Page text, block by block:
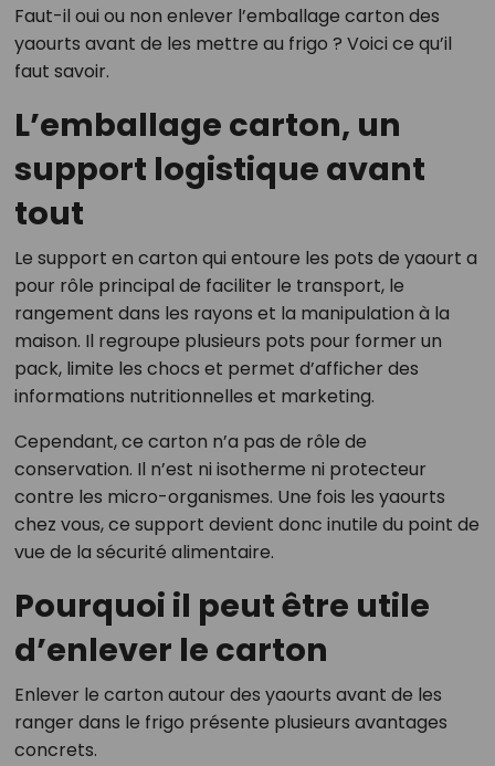
Faut-il oui ou non enlever l’emballage carton des
yaourts avant de les mettre au frigo ? Voici ce qu’il
faut savoir.
L’emballage carton, un
support logistique avant
tout
Le support en carton qui entoure les pots de yaourt a
pour rôle principal de faciliter le transport, le
rangement dans les rayons et la manipulation à la
maison. Il regroupe plusieurs pots pour former un
pack, limite les chocs et permet d’afficher des
informations nutritionnelles et marketing.
Cependant, ce carton n’a pas de rôle de
conservation. Il n’est ni isotherme ni protecteur
contre les micro-organismes. Une fois les yaourts
chez vous, ce support devient donc inutile du point de
vue de la sécurité alimentaire.
Pourquoi il peut être utile
d’enlever le carton
Enlever le carton autour des yaourts avant de les
ranger dans le frigo présente plusieurs avantages
concrets.